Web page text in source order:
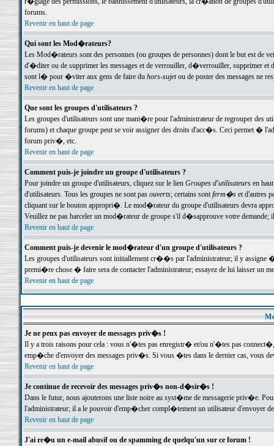
forums.
Revenir en haut de page
Qui sont les Mod�rateurs?
Les Mod�rateurs sont des personnes (ou groupes de personnes) dont le but est de
d'�diter ou de supprimer les messages et de verrouiller, d�verrouiller, supprimer
sont l� pour �viter aux gens de faire du hors-sujetou de poster des messages ne
Revenir en haut de page
Que sont les groupes d'utilisateurs ?
Les groupes d'utilisateurs sont une mani�re pour l'administrateur de regrouper des
forums) et chaque groupe peut se voir assigner des droits d'acc�s. Ceci permet
forum priv�, etc.
Revenir en haut de page
Comment puis-je joindre un groupe d'utilisateurs ?
Pour joindre un groupe d'utilisateurs, cliquez sur le lien Groupes d'utilisateursen haut
d'utilisateurs. Tous les groupes ne sont pas ouverts; certains sontferm�set d'autres
cliquant sur le bouton appropri�. Le mod�rateur du groupe d'utilisateurs devra
Veuillez ne pas harceler un mod�rateur de groupe s'il d�sapprouve votre demande;
Revenir en haut de page
Comment puis-je devenir le mod�rateur d'un groupe d'utilisateurs ?
Les groupes d'utilisateurs sont initiallement cr��s par l'administrateur; il y
premi�re chose � faire sera de contacter l'administrateur; essayez de lui laisser un
Revenir en haut de page
Je ne peux pas envoyer de messages priv�s !
Il y a trois raisons pour cela : vous n'�tes pas enregistr� et/ou n'�tes pas
emp�che d'envoyer des messages priv�s. Si vous �tes dans le dernier cas, vous
Revenir en haut de page
Je continue de recevoir des messages priv�s non-d�sir�s !
Dans le futur, nous ajouterons une liste noire au syst�me de messagerie priv�e.
l'administrateur; il a le pouvoir d'emp�cher compl�tement un utilisateur d'envoyer
Revenir en haut de page
J'ai re�u un e-mail abusif ou de spamming de quelqu'un sur ce forum !